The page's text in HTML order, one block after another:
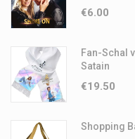
€6.00
Fan-Schal
Satain
€19.50
Shopping